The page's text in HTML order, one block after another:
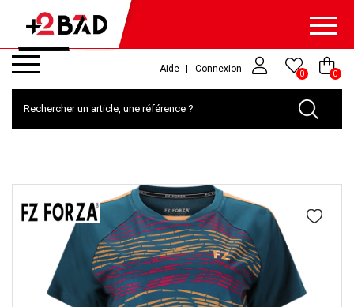
Aide Connexion 0 0